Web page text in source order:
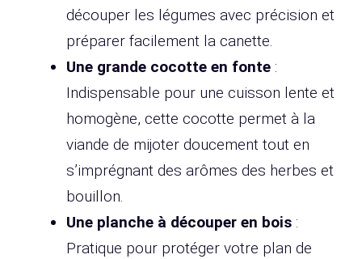
découper les légumes avec précision et
préparer facilement la canette.
Une grande cocotte en fonte :
Indispensable pour une cuisson lente et
homogène, cette cocotte permet à la
viande de mijoter doucement tout en
s’imprégnant des arômes des herbes et
bouillon.
Une planche à découper en bois :
Pratique pour protéger votre plan de